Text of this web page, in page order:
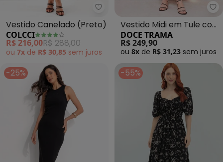
Colcci - Vestido Canelado
Vestido Canelado (Preto)
COLCCI
R$ 216,00R$ 288,00
ou 7x de R$ 30,85 sem juros
Vestido Midi em Tule com
Drapeado Sunset (Preto)
DOCE TRAMA
R$ 249,90
ou 8x de R$ 31,23 sem juros
-25% -55%